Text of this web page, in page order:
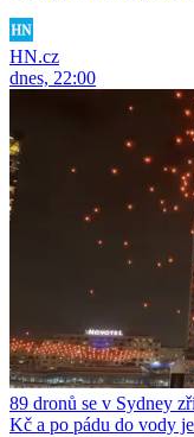
HN.cz
dnes, 22:00
89 dronů se v Sydney
Kč a po pádu do vody